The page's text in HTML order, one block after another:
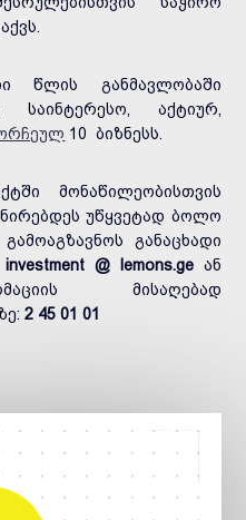
განმავლობაში
საინტერესო, აქტიურ,
10 ბიზნესს.
მონაწილეობისთვის
უწყვეტად ბოლო
განაცხადი
investment @ lemons.geან
მისაღებად
2 45 01 01